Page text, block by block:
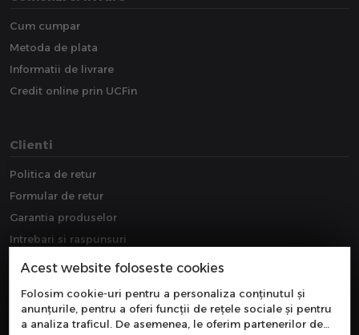
Cum cumpar
Metoda de plata
Informatii de livrare
Credit online prin UCFin
Clienti
Politica de retur
Formular de retur
Garantia produselor
Intrebari si raspunsuri
Downloads
Acest website foloseste cookies
Folosim cookie-uri pentru a personaliza conținutul și
anunțurile, pentru a oferi funcții de rețele sociale și pentru
a analiza traficul. De asemenea, le oferim partenerilor de